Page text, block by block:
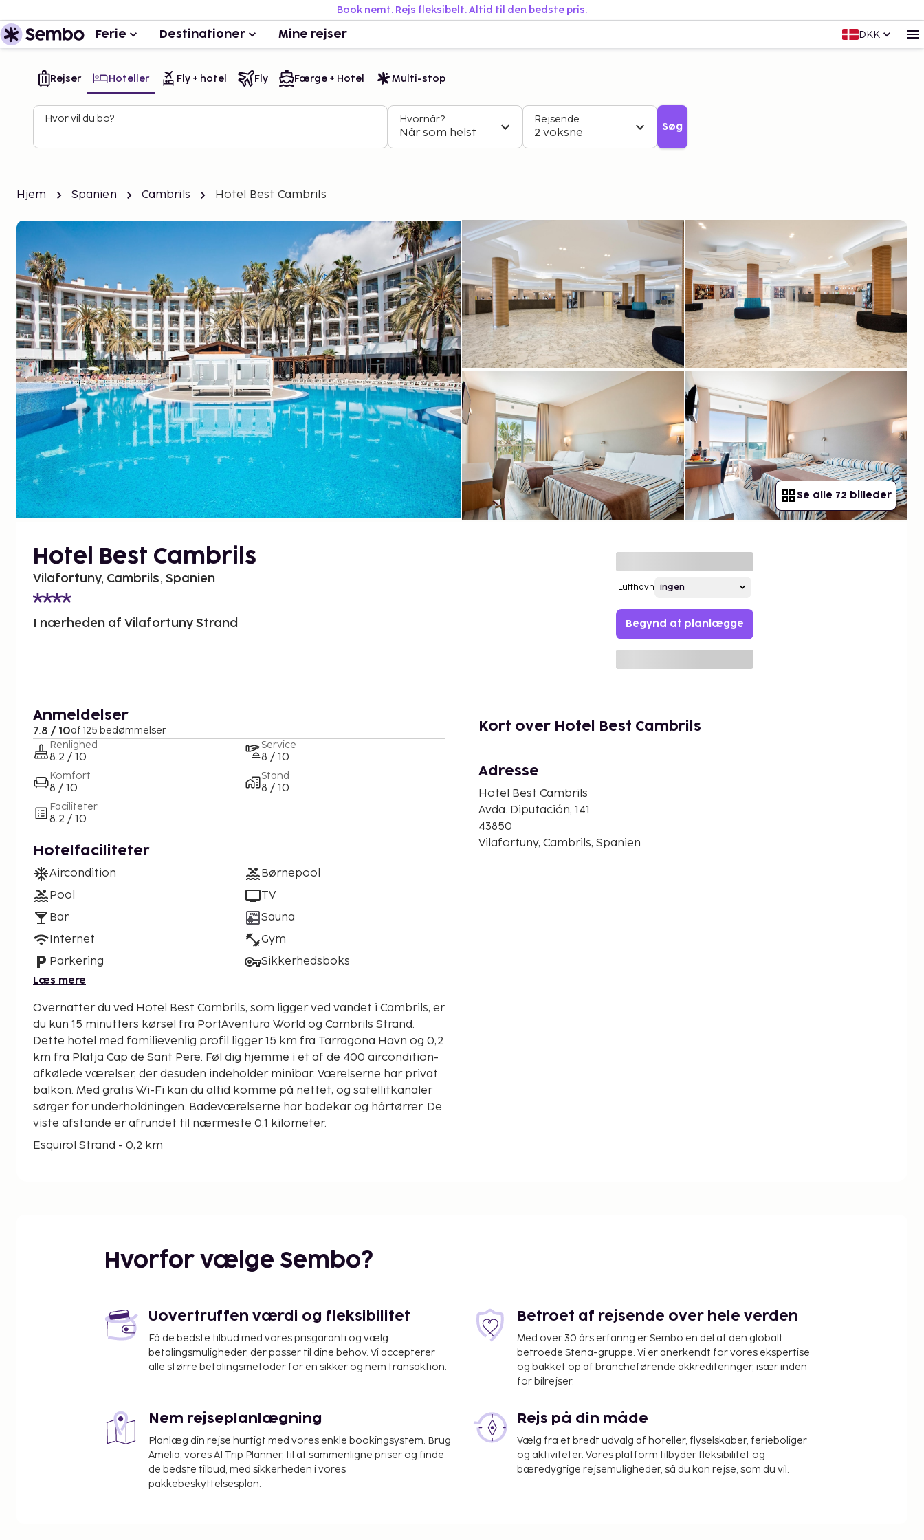
Book nemt. Rejs fleksibelt. Altid til den bedste pris.
Ferie Destinationer Mine rejser DKK
Rejser Hoteller Fly + hotel Fly Færge + Hotel Multi-stop
Hvor vil du bo? Hvornår?
Når som helst
Rejsende
2 voksne Søg
Hjem Spanien Cambrils Hotel Best Cambrils
Se alle 72 billeder
Hotel Best Cambrils
Vilafortuny, Cambrils, Spanien
I nærheden af Vilafortuny Strand
Lufthavn
Begynd at planlægge
Anmeldelser
7.8 / 10af 125 bedømmelser
Renlighed
8.2 / 10
Komfort
8 / 10
Faciliteter
8.2 / 10
Service
8 / 10
Stand
8 / 10
Hotelfaciliteter
Aircondition
Pool
Bar
Internet
Parkering
Børnepool
TV
Sauna
Gym
Sikkerhedsboks
Læs mere
Overnatter du ved Hotel Best Cambrils, som ligger ved vandet i Cambrils, er
du kun 15 minutters kørsel fra PortAventura World og Cambrils Strand.
Dette hotel med familievenlig profil ligger 15 km fra Tarragona Havn og 0,2
km fra Platja Cap de Sant Pere. Føl dig hjemme i et af de 400 aircondition-
afkølede værelser, der desuden indeholder minibar. Værelserne har privat
balkon. Med gratis Wi-Fi kan du altid komme på nettet, og satellitkanaler
sørger for underholdningen. Badeværelserne har badekar og hårtørrer. De
viste afstande er afrundet til nærmeste 0,1 kilometer.
Esquirol Strand - 0,2 km
Platja del Regueral - 2,6 km
Villa romana de Barenys - 3,1 km
Cybernetic Fountain - 3,2 km
Llevant Strand - 3,2 km
Teatro auditório municipal - 3,7 km
Reus (REU) - 14,1 km
Barcelona El Prat Lufthavn (BCN) - 98,6 km
Den foretrukne lufthavn for Hotel Best Cambrils er Barcelona El Prat
Gæsterne har blandt andet adgang til en døgnåben reception, en
Kort over Hotel Best Cambrils
Adresse
Hotel Best Cambrils
Avda. Diputación, 141
43850
Vilafortuny, Cambrils, Spanien
Hvorfor vælge Sembo?
Uovertruffen værdi og fleksibilitet
Få de bedste tilbud med vores prisgaranti og vælg
betalingsmuligheder, der passer til dine behov. Vi accepterer
alle større betalingsmetoder for en sikker og nem transaktion.
Betroet af rejsende over hele verden
Med over 30 års erfaring er Sembo en del af den globalt
betroede Stena-gruppe. Vi er anerkendt for vores ekspertise
og bakket op af brancheførende akkrediteringer, især inden
for bilrejser.
Nem rejseplanlægning
Planlæg din rejse hurtigt med vores enkle bookingsystem. Brug
Amelia, vores AI Trip Planner, til at sammenligne priser og finde
de bedste tilbud, med sikkerheden i vores
pakkebeskyttelsesplan.
Rejs på din måde
Vælg fra et bredt udvalg af hoteller, flyselskaber, ferieboliger
og aktiviteter. Vores platform tilbyder fleksibilitet og
bæredygtige rejsemuligheder, så du kan rejse, som du vil.